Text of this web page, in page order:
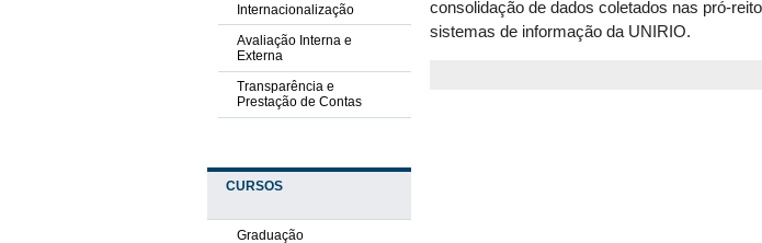
Internacionalização
Avaliação Interna e
Externa
Transparência e
Prestação de Contas
CURSOS
Graduação
consolidação de dados coletados nas pró-
sistemas de informação da UNIRIO.